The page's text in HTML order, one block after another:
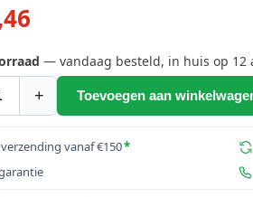
— vandaag besteld, in huis op 12
motor
+ Toevoegen aan
vanaf €150*